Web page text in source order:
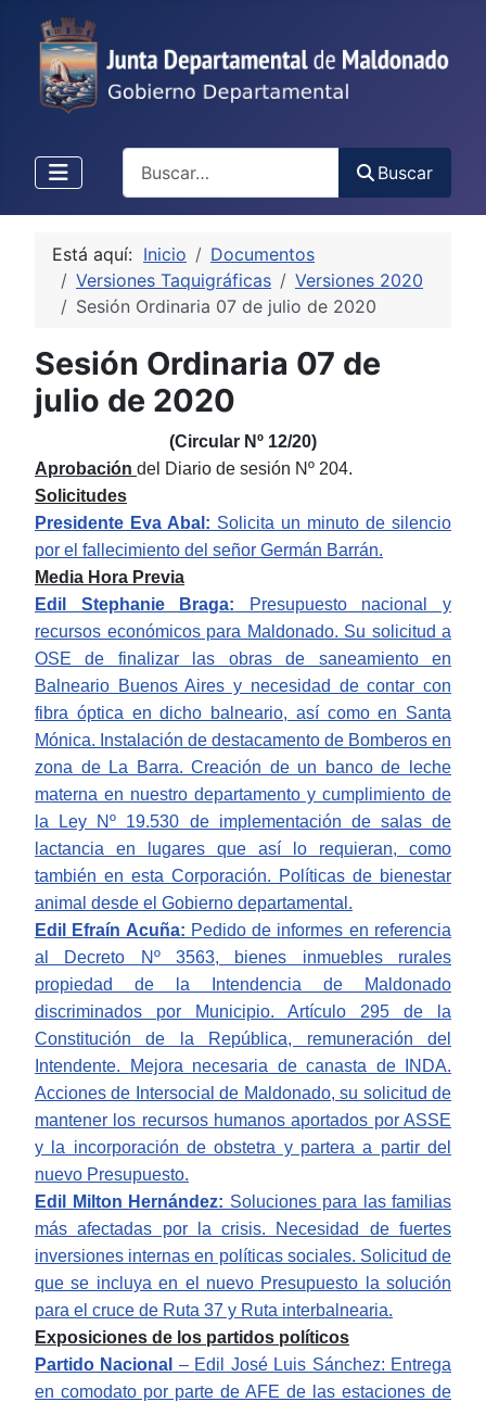
Buscar
Está aquí: Inicio
Documentos
Versiones Taquigráficas
Versiones 2020
Sesión Ordinaria 07 de julio de 2020
Sesión Ordinaria 07 de
julio de 2020
(Circular Nº 12/20)
Aprobación del Diario de sesión Nº 204.
Solicitudes
Presidente Eva Abal: Solicita un minuto de silencio
por el fallecimiento del señor Germán Barrán.
Media Hora Previa
Edil Stephanie Braga: Presupuesto nacional y
recursos económicos para Maldonado. Su solicitud a
OSE de finalizar las obras de saneamiento en
Balneario Buenos Aires y necesidad de contar con
fibra óptica en dicho balneario, así como en Santa
Mónica. Instalación de destacamento de Bomberos en
zona de La Barra. Creación de un banco de leche
materna en nuestro departamento y cumplimiento de
la Ley Nº 19.530 de implementación de salas de
lactancia en lugares que así lo requieran, como
también en esta Corporación. Políticas de bienestar
animal desde el Gobierno departamental.
Edil Efraín Acuña: Pedido de informes en referencia
al Decreto Nº 3563, bienes inmuebles rurales
propiedad de la Intendencia de Maldonado
discriminados por Municipio. Artículo 295 de la
Constitución de la República, remuneración del
Intendente.
Mejora necesaria de canasta de INDA.
Acciones de Intersocial de Maldonado, su solicitud de
mantener los recursos humanos aportados por ASSE
y la incorporación de obstetra y partera a partir del
nuevo Presupuesto.
Edil Milton Hernández: Soluciones para las familias
más afectadas por la crisis. Necesidad de fuertes
inversiones internas en políticas sociales. Solicitud de
que se incluya en el nuevo Presupuesto la solución
para el cruce de Ruta 37 y Ruta interbalnearia.
Exposiciones de los partidos políticos
Partido Nacional – Edil José Luis Sánchez: Entrega
en comodato por parte de AFE de las estaciones de